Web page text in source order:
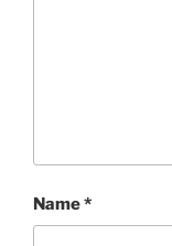
Name*